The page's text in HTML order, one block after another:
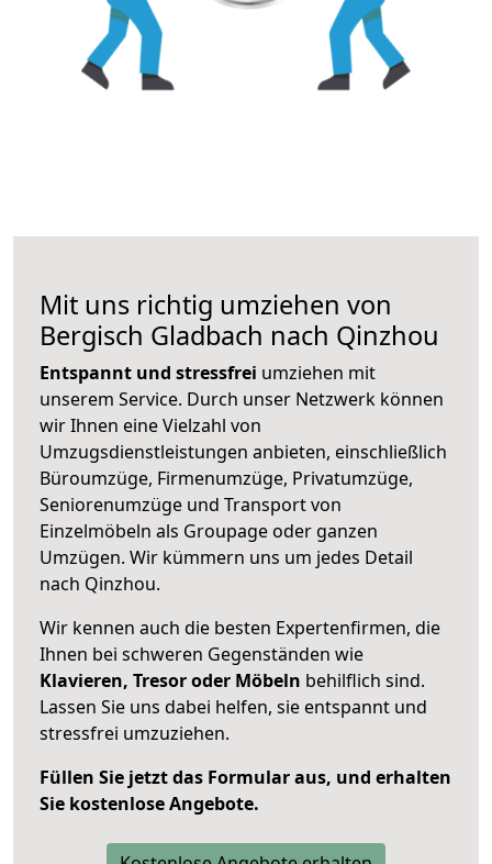
Mit uns richtig umziehen von
Bergisch Gladbach nach Qinzhou
Entspannt und stressfrei umziehen mit
unserem Service. Durch unser Netzwerk können
wir Ihnen eine Vielzahl von
Umzugsdienstleistungen anbieten, einschließlich
Büroumzüge, Firmenumzüge, Privatumzüge,
Seniorenumzüge und Transport von
Einzelmöbeln als Groupage oder ganzen
Umzügen. Wir kümmern uns um jedes Detail
nach Qinzhou.
Wir kennen auch die besten Expertenfirmen, die
Ihnen bei schweren Gegenständen wie
Klavieren, Tresor oder Möbeln behilflich sind.
Lassen Sie uns dabei helfen, sie entspannt und
stressfrei umzuziehen.
Füllen Sie jetzt das Formular aus, und erhalten
Sie kostenlose Angebote.